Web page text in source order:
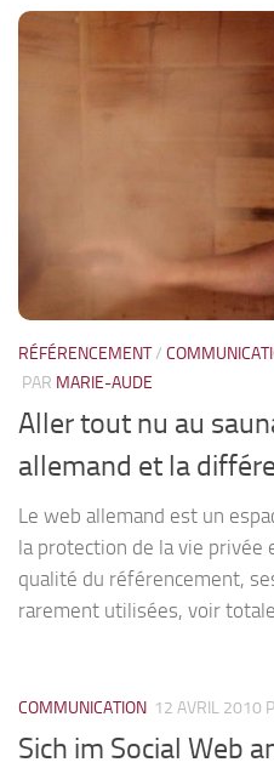
RÉFÉRENCEMENT/
PAR MARIE-AUDE
Aller tout nu au
allemand et la
Le web allemand est un
la protection de la vie privée
qualité du référencement,
rarement utilisées, voir
COMMUNICATION 12 AVRIL 2010
Sich im Social Web